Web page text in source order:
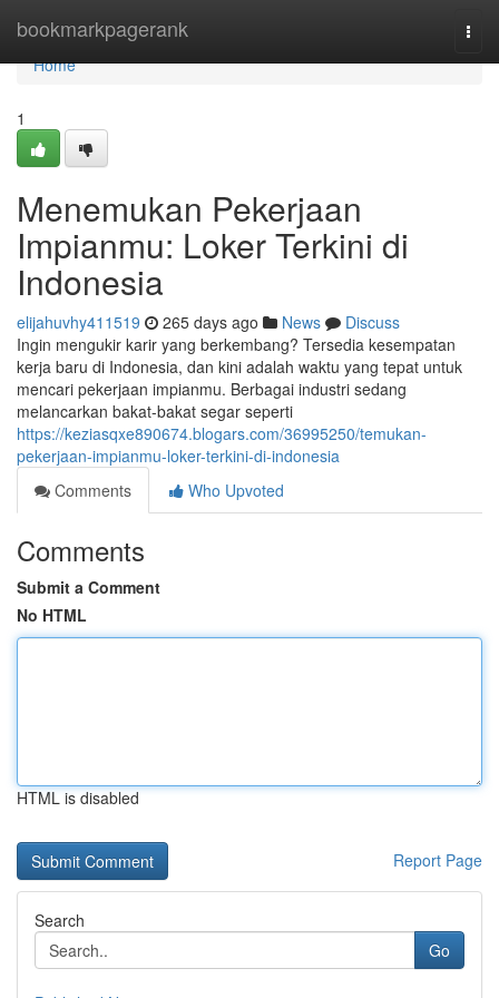
bookmarkpagerank
Home
Home
1
Menemukan Pekerjaan
Impianmu: Loker Terkini di
Indonesia
elijahuvhy411519 265 days ago News
Discuss
Ingin mengukir karir yang berkembang? Tersedia kesempatan
kerja baru di Indonesia, dan kini adalah waktu yang tepat untuk
mencari pekerjaan impianmu. Berbagai industri sedang
melancarkan bakat-bakat segar seperti
https://keziasqxe890674.blogars.com/36995250/temukan-
pekerjaan-impianmu-loker-terkini-di-indonesia
Comments
Who Upvoted
Comments
Submit a Comment
No HTML
HTML is disabled
Report Page
Search
Go